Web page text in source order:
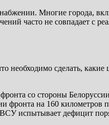
Многие города,
часто не совпадает с
необходимо сделать,
со стороны
на 160 километров
испытывает дефицит